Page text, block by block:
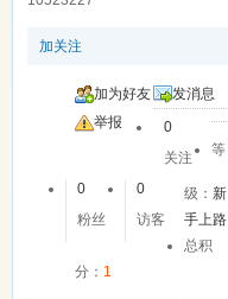
加关注
加为好友
发消息
举报
0
关注
0
粉丝
0
访客
等
级：新
手上路
总积
分： 1